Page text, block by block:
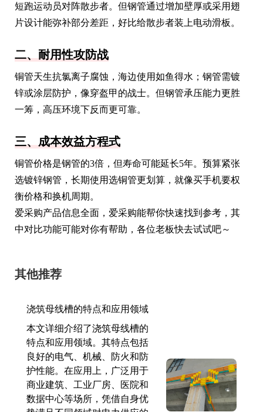
短跑运动员对阵散步者。但钢管通过增加壁厚或采用翅
片设计能弥补部分差距，好比给散步者装上电动滑板。
二、耐用性攻防战
铜管天生抗氯离子腐蚀，海边使用如鱼得水；钢管需镀
锌或涂层防护，像穿盔甲的战士。但钢管承压能力更胜
一筹，高压环境下反而更可靠。
三、成本效益方程式
铜管价格是钢管的3倍，但寿命可能延长5年。预算紧张
选镀锌钢管，长期使用选铜管更划算，就像买手机要权
衡价格和换机周期。
爱采购产品信息全面，爱采购能帮你快速找到参考，其
中对比功能可能对你有帮助，各位老板快去试试吧～
其他推荐
浇筑母线槽的特点和应用领域
本文详细介绍了浇筑母线槽的
特点和应用领域。其特点包括
良好的电气、机械、防火和防
护性能。在应用上，广泛用于
商业建筑、工业厂房、医院和
数据中心等场所，凭借自身优